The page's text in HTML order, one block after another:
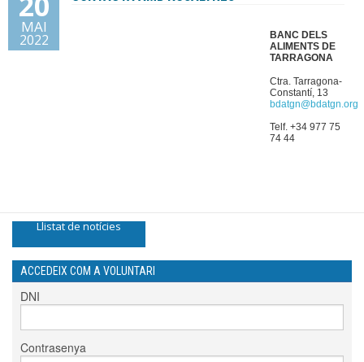
Donacions
MAI
2022
BANC DELS
ALIMENTS DE
TARRAGONA
Ctra. Tarragona-
Constantí, 13
bdatgn@bdatgn.org
Telf. +34 977 75
74 44
Llistat de notícies
ACCEDEIX COM A VOLUNTARI
DNI
Contrasenya